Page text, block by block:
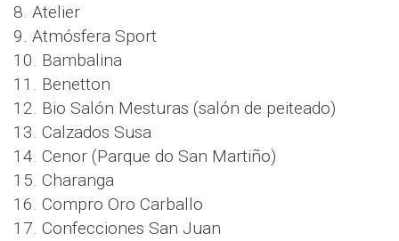
8. Atelier
9. Atmósfera Sport
10. Bambalina
11. Benetton
12. Bio Salón Mesturas (salón de peiteado)
13. Calzados Susa
14. Cenor (Parque do San Martiño)
15. Charanga
16. Compro Oro Carballo
17. Confecciones San Juan